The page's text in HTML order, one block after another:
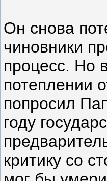
Он снова
чиновники
процесс. Но
потеплении
попросил
году
критику со